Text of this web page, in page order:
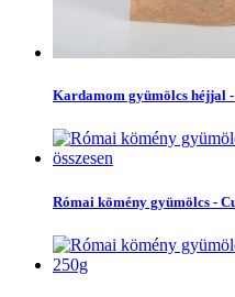
Kardamom gyümölcs héjjal
Római kömény gyümölcs -